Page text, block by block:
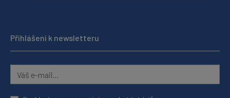
Přihlášení k newsletteru